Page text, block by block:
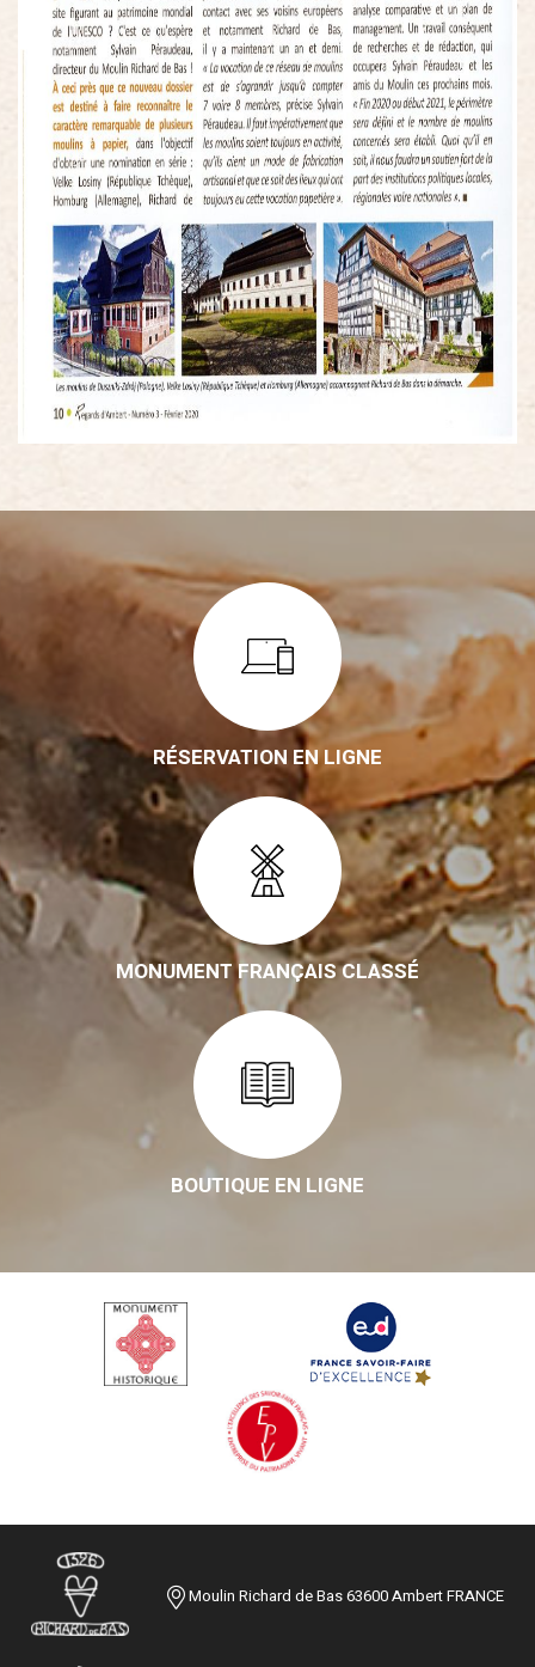
RÉSERVATION EN LIGNE
MONUMENT FRANÇAIS CLASSÉ
BOUTIQUE EN LIGNE
Moulin Richard de Bas 63600 Ambert FRANCE